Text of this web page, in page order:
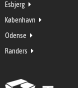
Esbjerg
København
Odense
Randers